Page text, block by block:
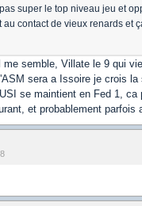
super le top niveau jeu et
au contact de vieux renards et
me semble, Villate le 9 qui
sera a Issoire je crois la
se maintient en Fed 1, ca
et probablement parfois